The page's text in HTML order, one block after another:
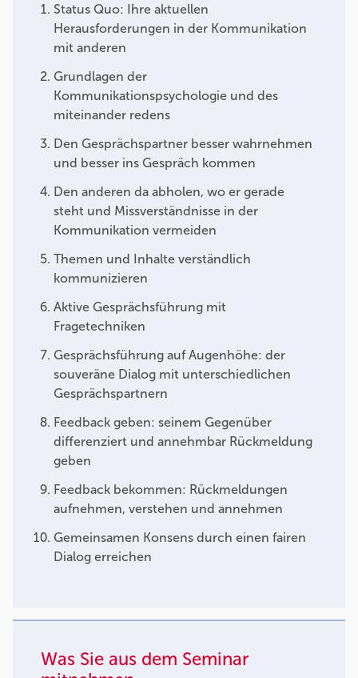
Status Quo: Ihre aktuellen
Herausforderungen in der Kommunikation
mit anderen
Grundlagen der
Kommunikationspsychologie und des
miteinander redens
Den Gesprächspartner besser wahrnehmen
und besser ins Gespräch kommen
Den anderen da abholen, wo er gerade
steht und Missverständnisse in der
Kommunikation vermeiden
Themen und Inhalte verständlich
kommunizieren
Aktive Gesprächsführung mit
Fragetechniken
Gesprächsführung auf Augenhöhe: der
souveräne Dialog mit unterschiedlichen
Gesprächspartnern
Feedback geben: seinem Gegenüber
differenziert und annehmbar Rückmeldung
geben
Feedback bekommen: Rückmeldungen
aufnehmen, verstehen und annehmen
Gemeinsamen Konsens durch einen fairen
Dialog erreichen
Was Sie aus dem Seminar